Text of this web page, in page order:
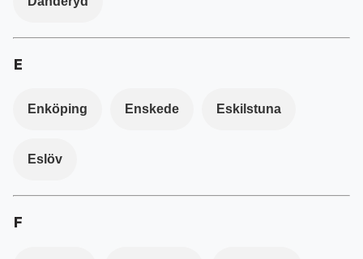
E
Enköping Enskede Eskilstuna
Eslöv
F